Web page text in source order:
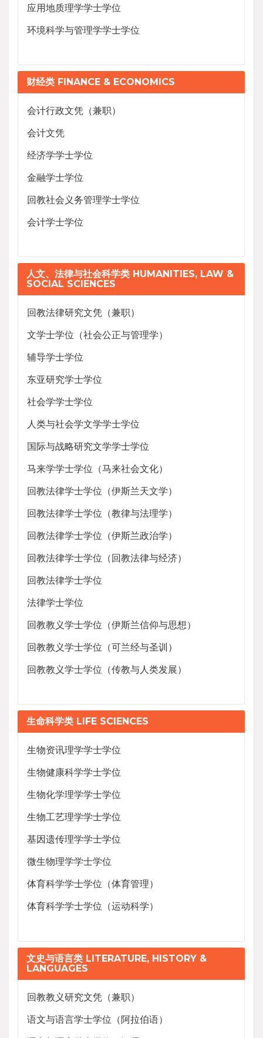
应用地质理学学士学位
环境科学与管理学学士学位
财经类 FINANCE & ECONOMICS
会计行政文凭（兼职）
会计文凭
经济学学士学位
金融学士学位
回教社会义务管理学士学位
会计学士学位
人文、法律与社会科学类 HUMANITIES, LAW &
SOCIAL SCIENCES
回教法律研究文凭（兼职）
文学士学位（社会公正与管理学）
辅导学士学位
东亚研究学士学位
社会学学士学位
人类与社会学文学学士学位
国际与战略研究文学学士学位
马来学学士学位（马来社会文化）
回教法律学士学位（伊斯兰天文学）
回教法律学士学位（教律与法理学）
回教法律学士学位（伊斯兰政治学）
回教法律学士学位（回教法律与经济）
回教法律学士学位
法律学士学位
回教教义学士学位（伊斯兰信仰与思想）
回教教义学士学位（可兰经与圣训）
回教教义学士学位（传教与人类发展）
生命科学类 LIFE SCIENCES
生物资讯理学学士学位
生物健康科学学士学位
生物化学理学学士学位
生物工艺理学学士学位
基因遗传理学学士学位
微生物理学学士学位
体育科学学士学位（体育管理）
体育科学学士学位（运动科学）
文史与语言类 LITERATURE, HISTORY &
LANGUAGES
回教教义研究文凭（兼职）
语文与语言学士学位（阿拉伯语）